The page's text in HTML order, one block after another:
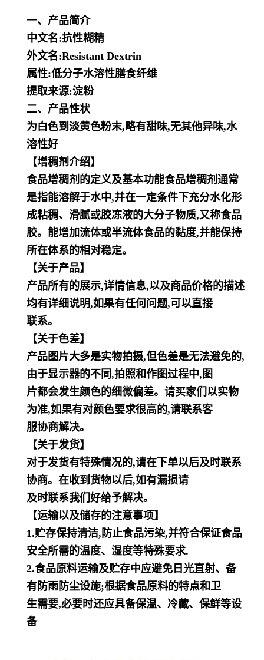
一、产品简介
中文名:抗性糊精
外文名:Resistant Dextrin
属性:低分子水溶性膳食纤维
提取来源:淀粉
二、产品性状
为白色到淡黄色粉末,略有甜味,无其他异味,水
溶性好
【增稠剂介绍】
食品增稠剂的定义及基本功能食品增稠剂通常
是指能溶解于水中,并在一定条件下充分水化形
成粘稠、滑腻或胶冻液的大分子物质,又称食品
胶。 能增加流体或半流体食品的黏度,并能保持
所在体系的相对稳定。
【关于产品】
产品所有的展示,详情信息,以及商品价格的描述
均有详细说明,如果有任何问题,可以直接
联系。
【关于色差】
产品图片大多是实物拍摄,但色差是无法避免的,
由于显示器的不同,拍照和作图过程中,图
片都会发生颜色的细微偏差。请买家们以实物
为准,如果有对颜色要求很高的,请联系客
服协商解决。
【关于发货】
对于发货有特殊情况的,请在下单以后及时联系
协商。在收到货物以后,如有漏损请
及时联系我们好给予解决。
【运输以及储存的注意事项】
1.贮存保持清洁,防止食品污染,并符合保证食品
安全所需的温度、湿度等特殊要求.
2.食品原料运输及贮存中应避免日光直射、备
有防雨防尘设施;根据食品原料的特点和卫
生需要,必要时还应具备保温、冷藏、保鲜等设
备